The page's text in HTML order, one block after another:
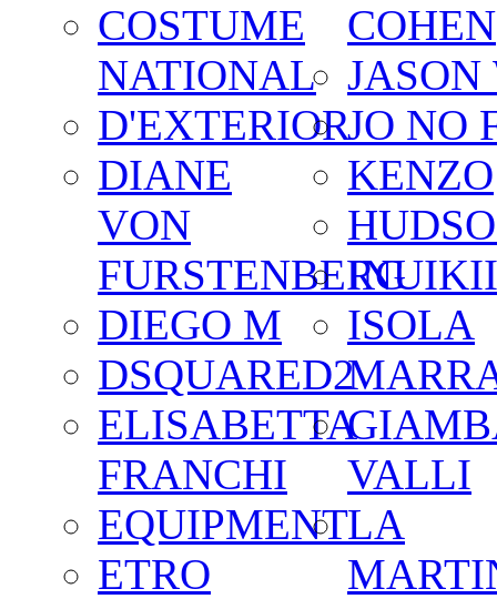
COSTUME
NATIONAL
D'EXTERIOR
DIANE
VON
FURSTENBERG
DIEGO M
DSQUARED2
ELISABETTA
FRANCHI
EQUIPMENT
ETRO
COHEN
JASON
JO NO
KENZO
INUIKII
ISOLA
VALLI
LA